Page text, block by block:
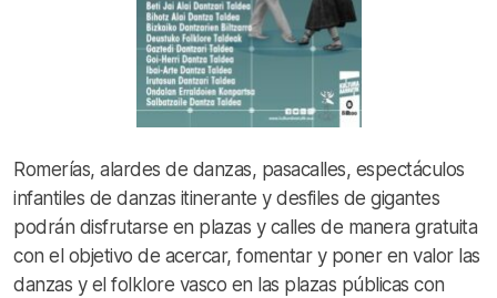
Romerías, alardes de danzas, pasacalles, espectáculos
infantiles de danzas itinerante y desfiles de gigantes
podrán disfrutarse en plazas y calles de manera gratuita
con el objetivo de acercar, fomentar y poner en valor las
danzas y el folklore vasco en las plazas públicas con